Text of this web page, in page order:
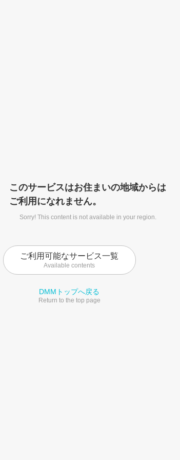
このサービスはお住まいの地域からは
ご利用になれません。
Sorry! This content is not available in your region.
ご利用可能なサービス一覧
Available contents
DMMトップへ戻る
Return to the top page